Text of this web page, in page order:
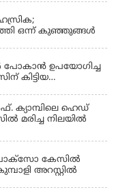
ഒന്ന് കുഞ്ഞുങ്ങള്‍
ഉപയോഗിച്ച
കിട്ടിയ
ക്യാമ്പിലെ ഹെഡ്
മരിച്ച നിലയിൽ
കേസിൽ
അറസ്റ്റിൽ